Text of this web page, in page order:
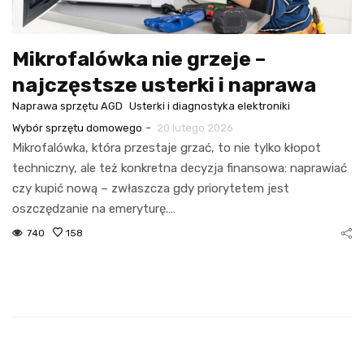
Mikrofalówka nie grzeje –
najczęstsze usterki i naprawa
Naprawa sprzętu AGD Usterki i diagnostyka elektroniki
Wybór sprzętu domowego - 20 lutego 2026
Mikrofalówka, która przestaje grzać, to nie tylko kłopot
techniczny, ale też konkretna decyzja finansowa: naprawiać
czy kupić nową – zwłaszcza gdy priorytetem jest
oszczędzanie na emeryturę.…
740 158